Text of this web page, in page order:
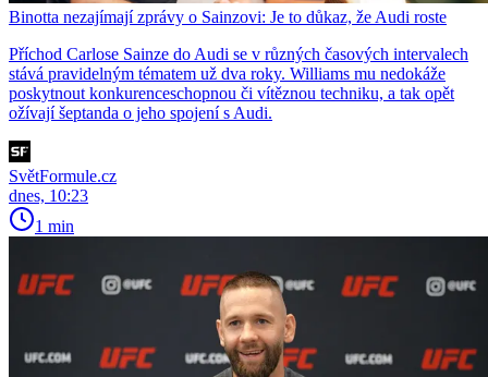
Binotta nezajímají zprávy o Sainzovi: Je to důkaz, že Audi roste
Příchod Carlose Sainze do Audi se v různých časových intervalech
stává pravidelným tématem už dva roky. Williams mu nedokáže
poskytnout konkurenceschopnou či vítěznou techniku, a tak opět
ožívají šeptanda o jeho spojení s Audi.
SvětFormule.cz
dnes, 10:23
1 min